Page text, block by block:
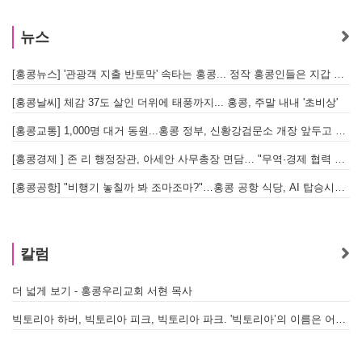
뉴스
[홍콩날씨] 체감 37도 살인 더위에 태풍까지... 홍콩, 주말 내내 '초비상'
칼럼
더 넓게 보기 - 홍콩우리교회 서현 목사